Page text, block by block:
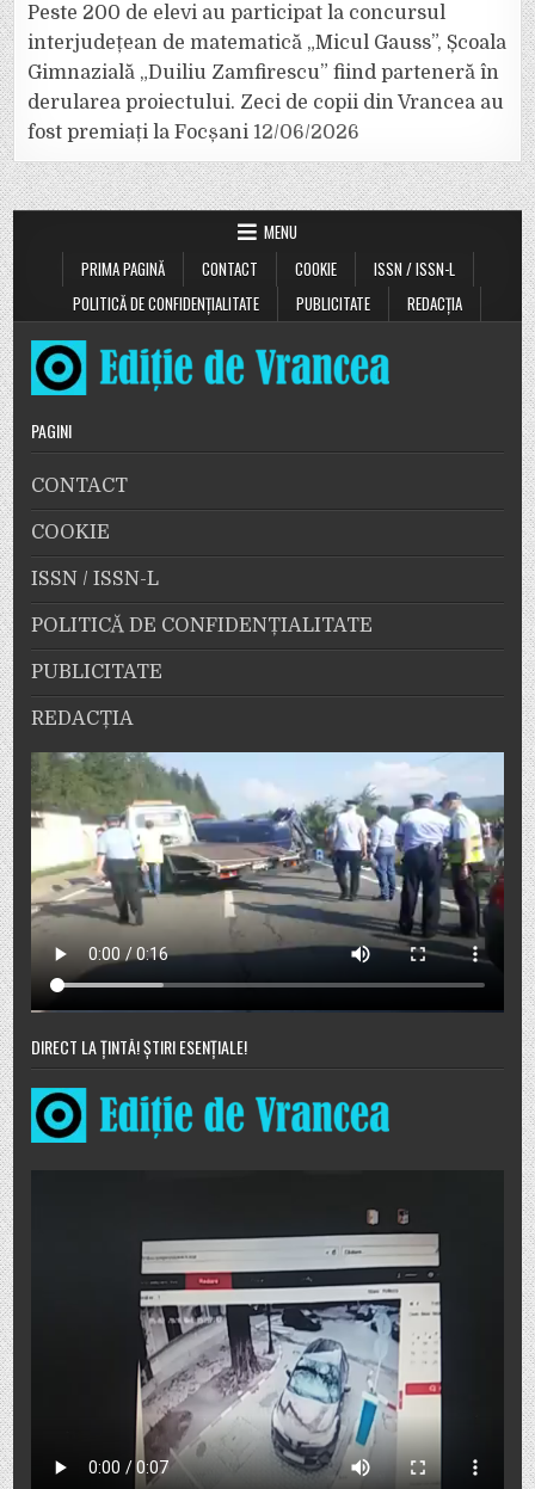
Peste 200 de elevi au participat la concursul
interjudețean de matematică „Micul Gauss”, Școala
Gimnazială „Duiliu Zamfirescu” fiind parteneră în
derularea proiectului. Zeci de copii din Vrancea au
fost premiați la Focșani 12/06/2026
MENU
PRIMA PAGINĂ
CONTACT COOKIE
ISSN / ISSN-L
POLITICĂ DE CONFIDENȚIALITATE
PUBLICITATE REDACȚIA
PAGINI
CONTACT
COOKIE
ISSN / ISSN-L
POLITICĂ DE CONFIDENȚIALITATE
PUBLICITATE
REDACȚIA
DIRECT LA ȚINTĂ! ȘTIRI ESENȚIALE!